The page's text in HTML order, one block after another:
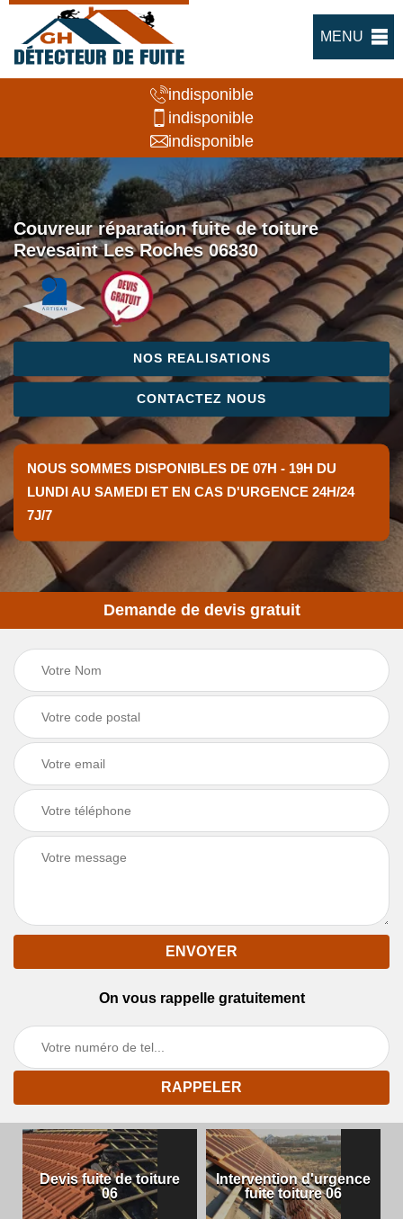
MENU
indisponible
indisponible
indisponible
Couvreur réparation fuite de toiture
Revesaint Les Roches 06830
NOS REALISATIONS
CONTACTEZ NOUS
NOUS SOMMES DISPONIBLES DE 07H - 19H DU
LUNDI AU SAMEDI ET EN CAS D'URGENCE 24H/24
7J/7
Demande de devis gratuit
On vous rappelle gratuitement
Devis fuite de toiture
06
Intervention d'urgence
fuite toiture 06